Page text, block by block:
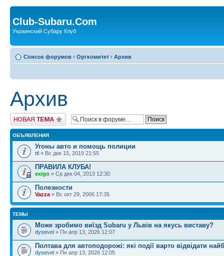
Club-Subaru.Com
Украинский Субару Клуб
Список форумов ‹ Оргкомитет ‹ Архив
Архив
Новая тема
ОБЪЯВЛЕНИЯ
Угоны авто и помощь полиции
ttl » Вс дек 15, 2019 21:55
ПРАВИЛА КЛУБА!
exigo » Ср дек 04, 2013 12:30
Полезности
Vazza » Вс окт 29, 2006 17:35
ТЕМЫ
Може зробимо виїзд Subaru у Львів на якусь виставу?
dysevel » Пн апр 13, 2026 12:07
Полтава для автоподорожі: які події варто відвідати
dysevel » Пн апр 13, 2026 12:05